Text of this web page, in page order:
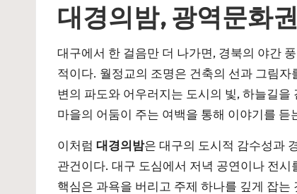
대경의밤, 광역문화
대구에서 한 걸음만 더 나가면, 경북의 야간
적이다. 월정교의 조명은 건축의 선과 그림
변의 파도와 어우러지는 도시의 빛, 하늘길
마을의 어둠이 주는 여백을 통해 이야기를
이처럼 대경의밤은 대구의 도시적 감수성과
관건이다. 대구 도심에서 저녁 공연이나 전
핵심은 과욕을 버리고 주제 하나를 깊게 잡